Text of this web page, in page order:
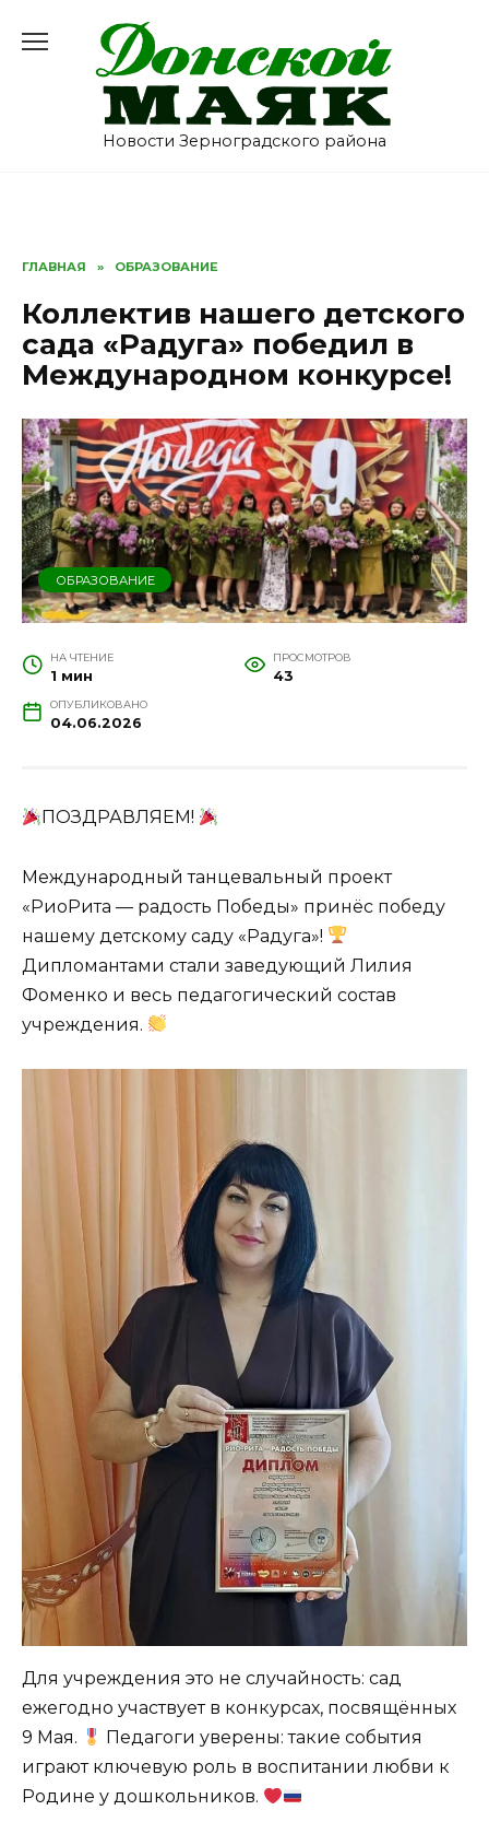
содержанию
Новости Зерноградского района
ГЛАВНАЯ » ОБРАЗОВАНИЕ
Коллектив нашего детского
сада «Радуга» победил в
Международном конкурсе!
ОБРАЗОВАНИЕ
НА ЧТЕНИЕ
1 мин
ПРОСМОТРОВ
43
ОПУБЛИКОВАНО
04.06.2026
ПОЗДРАВЛЯЕМ!
Международный танцевальный проект
«РиоРита — радость Победы» принёс победу
нашему детскому саду «Радуга»!
Дипломантами стали заведующий Лилия
Фоменко и весь педагогический состав
учреждения.
Для учреждения это не случайность: сад
ежегодно участвует в конкурсах, посвящённых
9 Мая.
Педагоги уверены: такие события
играют ключевую роль в воспитании любви к
Родине у дошкольников.